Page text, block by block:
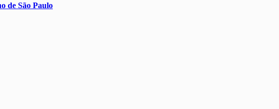
de São Paulo